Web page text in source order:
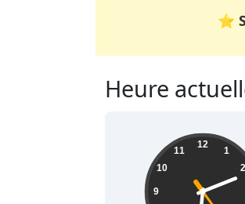
⭐
Heure
06:11:25 12
1
2
9
10
11